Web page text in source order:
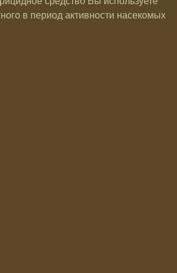
в период активности насекомых